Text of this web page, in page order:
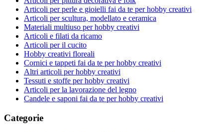
Articoli per perle e gioielli fai da te per hobby creativi
Articoli per scultura, modellato e ceramica
Materiali multiuso per hobby creativi
Articoli e filati da ricamo
Articoli per il cucito
Hobby creativi floreali
Cornici e tappeti fai da te per hobby creativi
Altri articoli per hobby creativi
Tessuti e stoffe per hobby creativi
Articoli per la lavorazione del legno
Candele e saponi fai da te per hobby creativi
Categorie